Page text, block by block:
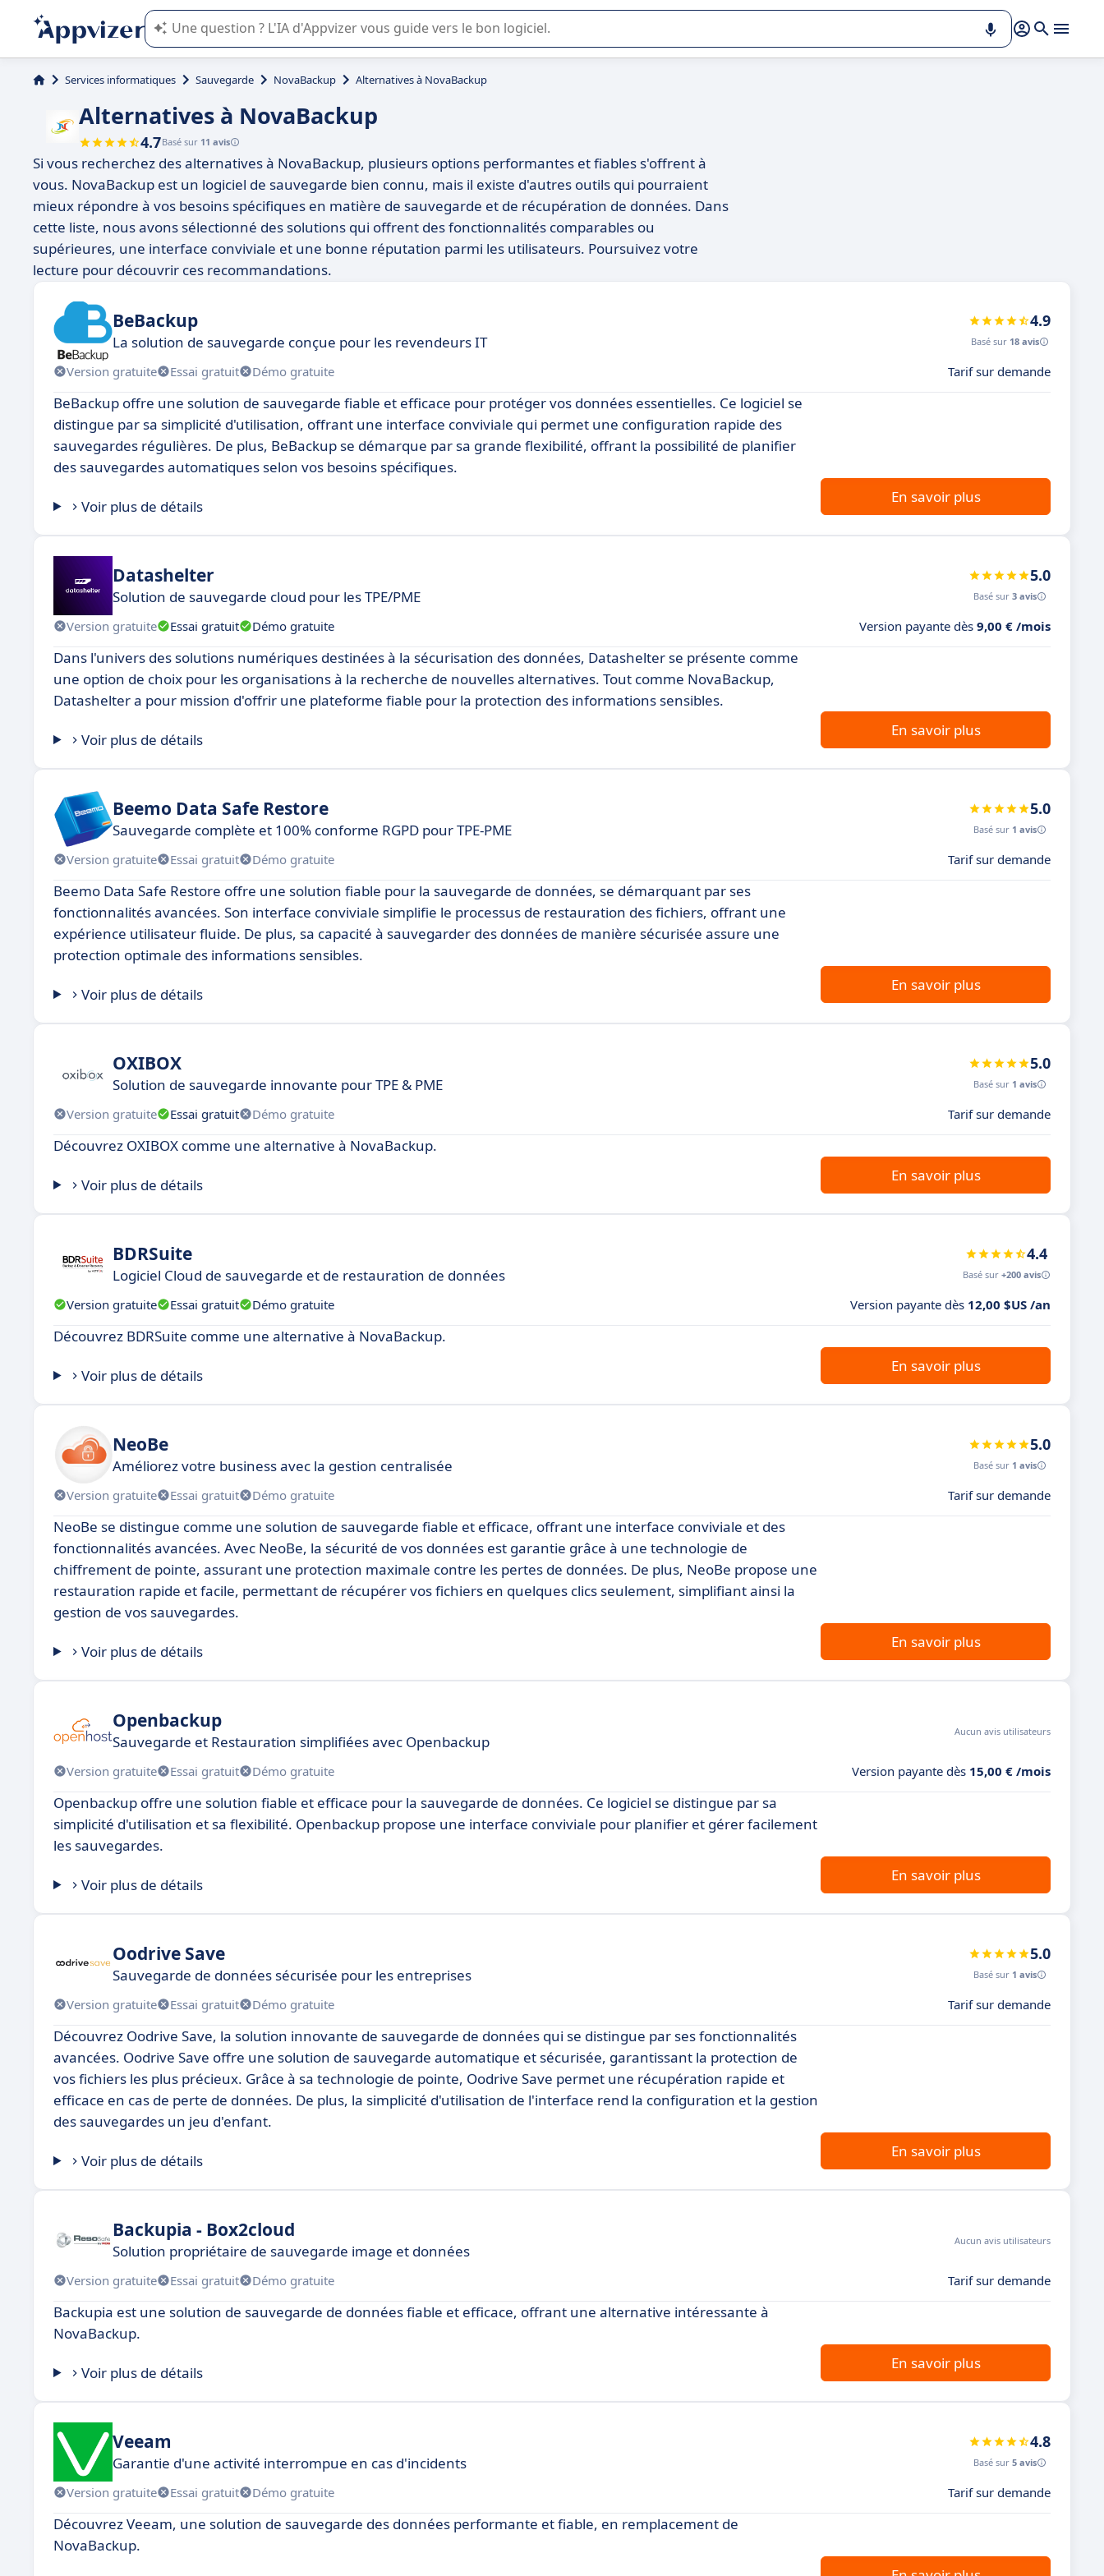
L'IA de Appvizer vous guide dans l'utilisation ou la sélection de logiciel SaaS en entreprise.
Services informatiques Sauvegarde NovaBackup Alternatives à NovaBackup
Alternatives à NovaBackup
4.7Basé sur 11 avis
Si vous recherchez des alternatives à NovaBackup, plusieurs options performantes et fiables s'offrent à
vous. NovaBackup est un logiciel de sauvegarde bien connu, mais il existe d'autres outils qui pourraient
mieux répondre à vos besoins spécifiques en matière de sauvegarde et de récupération de données. Dans
cette liste, nous avons sélectionné des solutions qui offrent des fonctionnalités comparables ou
supérieures, une interface conviviale et une bonne réputation parmi les utilisateurs. Poursuivez votre
lecture pour découvrir ces recommandations.
BeBackup
La solution de sauvegarde conçue pour les revendeurs IT
4.9
Basé sur 18 avis
Version gratuite Essai gratuit Démo gratuite Tarif sur demande
BeBackup offre une solution de sauvegarde fiable et efficace pour protéger vos données essentielles. Ce logiciel se
distingue par sa simplicité d'utilisation, offrant une interface conviviale qui permet une configuration rapide des
sauvegardes régulières. De plus, BeBackup se démarque par sa grande flexibilité, offrant la possibilité de planifier
des sauvegardes automatiques selon vos besoins spécifiques.
Voir plus de détails
En savoir plus
Datashelter
Solution de sauvegarde cloud pour les TPE/PME
5.0
Basé sur 3 avis
Version gratuite Essai gratuit Démo gratuite Version payante dès 9,00 € /mois
Dans l'univers des solutions numériques destinées à la sécurisation des données, Datashelter se présente comme
une option de choix pour les organisations à la recherche de nouvelles alternatives. Tout comme NovaBackup,
Datashelter a pour mission d'offrir une plateforme fiable pour la protection des informations sensibles.
Voir plus de détails
En savoir plus
Beemo Data Safe Restore
Sauvegarde complète et 100% conforme RGPD pour TPE-PME
5.0
Basé sur 1 avis
Version gratuite Essai gratuit Démo gratuite Tarif sur demande
Beemo Data Safe Restore offre une solution fiable pour la sauvegarde de données, se démarquant par ses
fonctionnalités avancées. Son interface conviviale simplifie le processus de restauration des fichiers, offrant une
expérience utilisateur fluide. De plus, sa capacité à sauvegarder des données de manière sécurisée assure une
protection optimale des informations sensibles.
Voir plus de détails
En savoir plus
OXIBOX
Solution de sauvegarde innovante pour TPE & PME
5.0
Basé sur 1 avis
Version gratuite Essai gratuit Démo gratuite Tarif sur demande
Découvrez OXIBOX comme une alternative à NovaBackup.
Voir plus de détails
En savoir plus
BDRSuite
Logiciel Cloud de sauvegarde et de restauration de données
4.4
Basé sur +200 avis
Version gratuite Essai gratuit Démo gratuite Version payante dès 12,00 $US /an
Découvrez BDRSuite comme une alternative à NovaBackup.
Voir plus de détails
En savoir plus
NeoBe
Améliorez votre business avec la gestion centralisée
5.0
Basé sur 1 avis
Version gratuite Essai gratuit Démo gratuite Tarif sur demande
NeoBe se distingue comme une solution de sauvegarde fiable et efficace, offrant une interface conviviale et des
fonctionnalités avancées. Avec NeoBe, la sécurité de vos données est garantie grâce à une technologie de
chiffrement de pointe, assurant une protection maximale contre les pertes de données. De plus, NeoBe propose une
restauration rapide et facile, permettant de récupérer vos fichiers en quelques clics seulement, simplifiant ainsi la
gestion de vos sauvegardes.
Voir plus de détails
En savoir plus
Openbackup
Sauvegarde et Restauration simplifiées avec Openbackup
Aucun avis utilisateurs
Version gratuite Essai gratuit Démo gratuite Version payante dès 15,00 € /mois
Openbackup offre une solution fiable et efficace pour la sauvegarde de données. Ce logiciel se distingue par sa
simplicité d'utilisation et sa flexibilité. Openbackup propose une interface conviviale pour planifier et gérer facilement
les sauvegardes.
Voir plus de détails
En savoir plus
Oodrive Save
Sauvegarde de données sécurisée pour les entreprises
5.0
Basé sur 1 avis
Version gratuite Essai gratuit Démo gratuite Tarif sur demande
Découvrez Oodrive Save, la solution innovante de sauvegarde de données qui se distingue par ses fonctionnalités
avancées. Oodrive Save offre une solution de sauvegarde automatique et sécurisée, garantissant la protection de
vos fichiers les plus précieux. Grâce à sa technologie de pointe, Oodrive Save permet une récupération rapide et
efficace en cas de perte de données. De plus, la simplicité d'utilisation de l'interface rend la configuration et la gestion
des sauvegardes un jeu d'enfant.
Voir plus de détails
En savoir plus
Backupia - Box2cloud
Solution propriétaire de sauvegarde image et données
Aucun avis utilisateurs
Version gratuite Essai gratuit Démo gratuite Tarif sur demande
Backupia est une solution de sauvegarde de données fiable et efficace, offrant une alternative intéressante à
NovaBackup.
Voir plus de détails
En savoir plus
Veeam
Garantie d'une activité interrompue en cas d'incidents
4.8
Basé sur 5 avis
Version gratuite Essai gratuit Démo gratuite Tarif sur demande
Découvrez Veeam, une solution de sauvegarde des données performante et fiable, en remplacement de
NovaBackup.